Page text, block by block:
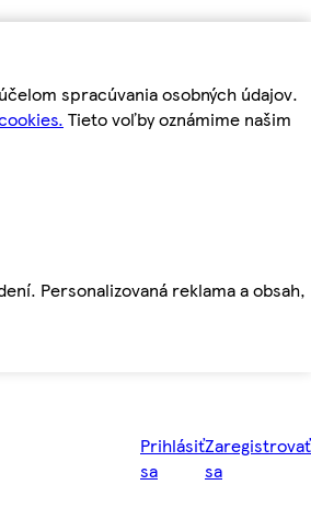
spracúvania osobných údajov.
Tieto voľby oznámime našim
Personalizovaná reklama a obsah,
Prihlásiť
sa
Zaregistrovať
sa